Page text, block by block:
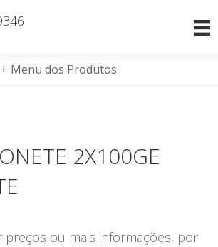
+ Menu dos Produtos
2X100GE
preços ou mais informações, por